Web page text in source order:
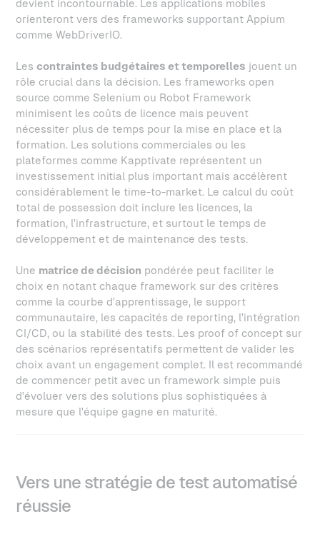
devient incontournable. Les applications mobiles
orienteront vers des frameworks supportant Appium
comme WebDriverIO.
Lescontraintes budgétaires et temporelles jouent un
rôle crucial dans la décision. Les frameworks open
source comme Selenium ou Robot Framework
minimisent les coûts de licence mais peuvent
nécessiter plus de temps pour la mise en place et la
formation. Les solutions commerciales ou les
plateformes comme Kapptivate représentent un
investissement initial plus important mais accélèrent
considérablement le time-to-market. Le calcul du coût
total de possession doit inclure les licences, la
formation, l'infrastructure, et surtout le temps de
développement et de maintenance des tests.
Une matrice de décision pondérée peut faciliter le
choix en notant chaque framework sur des critères
comme la courbe d'apprentissage, le support
communautaire, les capacités de reporting, l'intégration
CI/CD, ou la stabilité des tests. Les proof of concept sur
des scénarios représentatifs permettent de valider les
choix avant un engagement complet. Il est recommandé
de commencer petit avec un framework simple puis
d'évoluer vers des solutions plus sophistiquées à
mesure que l'équipe gagne en maturité.
Vers une stratégie de test automatisé
réussie